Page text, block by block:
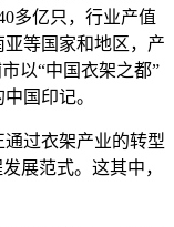
多亿只，行业产值
等国家和地区，产
以“中国衣架之都”
国印记。
过衣架产业的转型
展范式。这其中，